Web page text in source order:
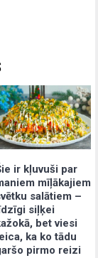
ir kļuvuši par
mīļākajiem
salātiem –
siļķei
bet viesi
ka ko tādu
pirmo reizi